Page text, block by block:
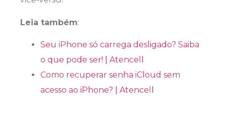
Leia também:
Seu iPhone só carrega desligado? Saiba
o que pode ser! | Atencell
Como recuperar senha iCloud sem
acesso ao iPhone? | Atencell